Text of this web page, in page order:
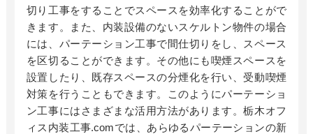
切り工事をすることでスペースを効率化することがで
きます。また、内装設備のないスケルトン物件の場合
には、パーテーション工事で間仕切りをし、スペース
を区切ることができます。その他にも喫煙スペースを
設置したり、既存スペースの分煙化を行い、受動喫煙
対策を行うこともできます。このようにパーテーショ
ン工事にはさまざまな活用方法があります。栃木オフ
ィス内装工事.comでは、あらゆるパーテーションの新